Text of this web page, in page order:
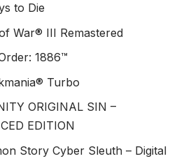
to Die
War® III Remastered
1886™
Turbo
ORIGINAL SIN –
EDITION
Story Cyber Sleuth – Digital